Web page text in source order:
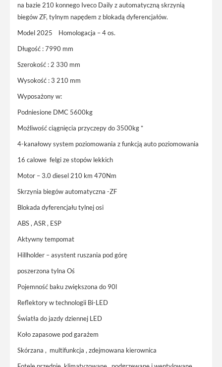
na bazie 210 konnego Iveco Daily z automatyczną skrzynią
biegów ZF, tylnym napędem z blokadą dyferencjałów.
Model 2025 Homologacja – 4 os.
Długość : 7990 mm
Szerokość : 2 330 mm
Wysokość : 3 210 mm
Wyposażony w:
Podniesione DMC 5600kg
Możliwość ciągnięcia przyczepy do 3500kg *
4-kanałowy system poziomowania z funkcją auto poziomowania
16 calowe felgi ze stopów lekkich
Motor – 3.0 diesel 210 km 470Nm
Skrzynia biegów automatyczna -ZF
Blokada dyferencjału tylnej osi
ABS , ASR , ESP
Aktywny tempomat
Hillholder – asystent ruszania pod górę
poszerzona tylna Oś
Pojemność baku zwiększona do 90l
Reflektory w technologii Bi-LED
Światła do jazdy dziennej LED
Koło zapasowe pod garażem
Skórzana , multifunkcja , zdejmowana kierownica